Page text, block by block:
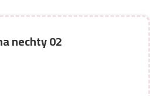
nechty 02